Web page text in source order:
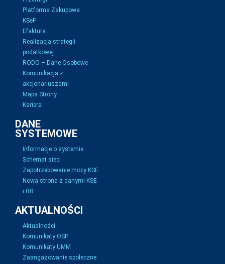
Platforma Zakupowa
KSeF
Efaktura
Realizacja strategii
podatkowej
RODO – Dane Osobowe
Komunikacja z
akcjonariuszami
Mapa Strony
Kariera
DANE
SYSTEMOWE
Informacje o systemie
Schemat sieci
Zapotrzebowanie mocy KSE
Nowa strona z danymi KSE
i RB
AKTUALNOŚCI
Aktualności
Komunikaty OSP
Komunikaty UMM
Zaangażowanie społeczne